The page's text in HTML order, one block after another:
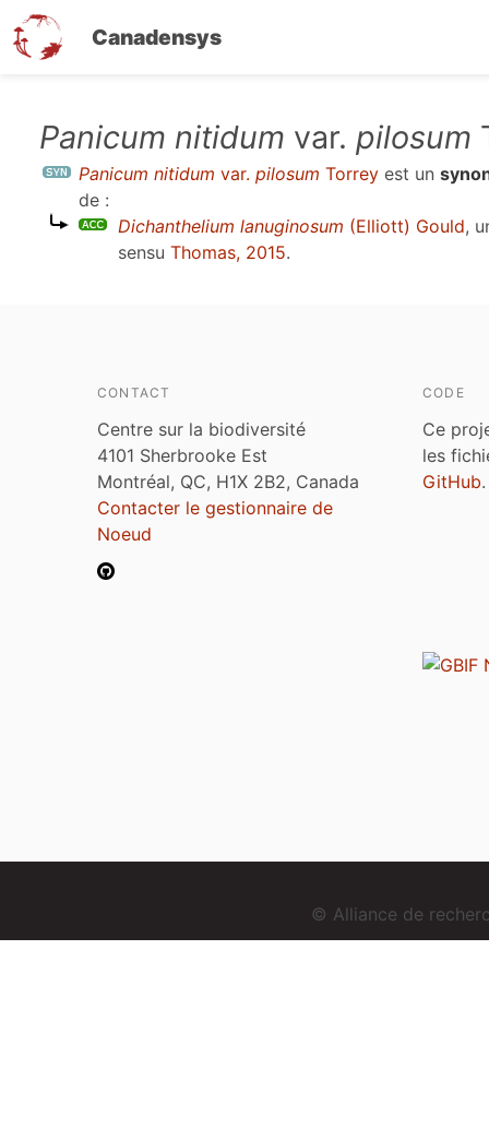
Canadensys
contenu
Panicum nitidum var. pilosum
Panicum nitidum var. pilosum Torrey est un
de :
Dichanthelium lanuginosum (Elliott) Gould,
sensu Thomas, 2015.
CONTACT
Centre sur la biodiversité
4101 Sherbrooke Est
Montréal, QC, H1X 2B2, Canada
Contacter le gestionnaire de
Noeud
CODE
Ce
les
GitHub.
© Alliance de